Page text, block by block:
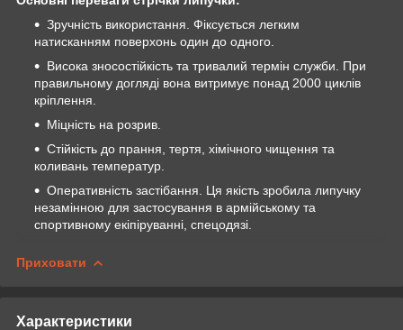
Зручність використання. Фіксується легким
натисканням поверхонь один до одного.
Висока зносостійкість та тривалий термін служби. При
правильному догляді вона витримує понад 2000 циклів
кріплення.
Міцність на розрив.
Стійкість до прання, тертя, хімічного чищення та
коливань температур.
Оперативність застібання. Ця якість зробила липучку
незамінною для застосування в армійському та
спортивному екіпіруванні, спецодязі.
Приховати
Характеристики